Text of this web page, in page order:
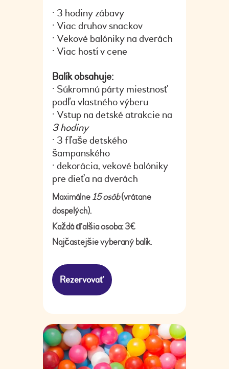
• 3 hodiny zábavy
• Viac druhov snackov
• Vekové balóniky na dverách
• Viac hostí v cene
Balík obsahuje:
• Súkromnú párty miestnosť
podľa vlastného výberu
• Vstup na detské atrakcie na
3 hodiny
• 3 fľaše detského
šampanského
• dekorácia, vekové balóniky
pre dieťa na dverách
Maximálne15 osôb(vrátane
dospelých).
Každá ďalšia osoba: 3€
Najčastejšie vyberaný balík.
Rezervovať